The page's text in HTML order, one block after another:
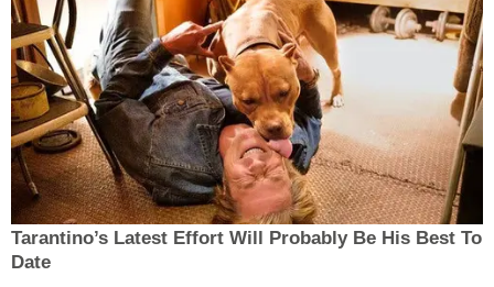
Tarantino’s Latest Effort Will Probably Be His Best To
Date